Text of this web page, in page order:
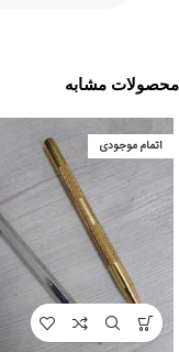
محصولات مشابه
اتمام موجودی